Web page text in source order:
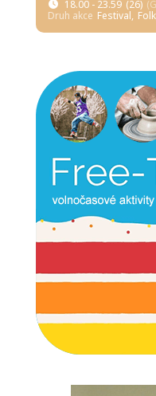
18.00 - 23.59 (26)
Druh akce Festival,